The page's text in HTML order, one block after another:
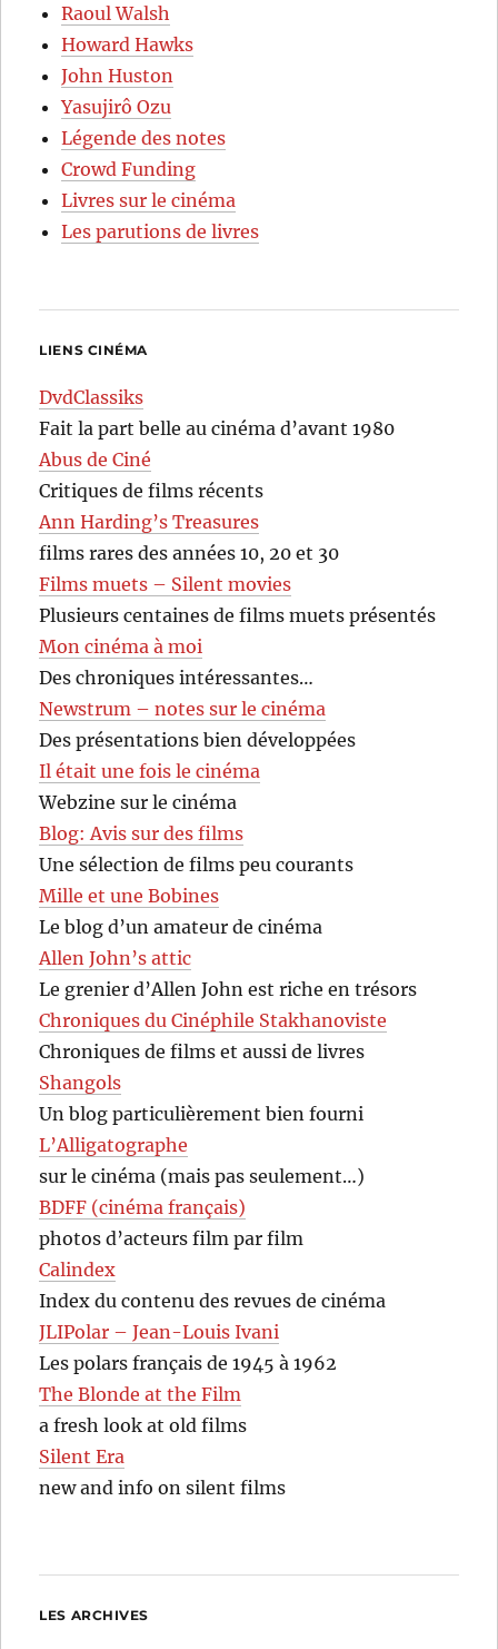
Raoul Walsh
Howard Hawks
John Huston
Yasujirô Ozu
Légende des notes
Crowd Funding
Livres sur le cinéma
Les parutions de livres
LIENS CINÉMA
DvdClassiks
Fait la part belle au cinéma d’avant 1980
Abus de Ciné
Critiques de films récents
Ann Harding’s Treasures
films rares des années 10, 20 et 30
Films muets – Silent movies
Plusieurs centaines de films muets présentés
Mon cinéma à moi
Des chroniques intéressantes…
Newstrum – notes sur le cinéma
Des présentations bien développées
Il était une fois le cinéma
Webzine sur le cinéma
Blog: Avis sur des films
Une sélection de films peu courants
Mille et une Bobines
Le blog d’un amateur de cinéma
Allen John’s attic
Le grenier d’Allen John est riche en trésors
Chroniques du Cinéphile Stakhanoviste
Chroniques de films et aussi de livres
Shangols
Un blog particulièrement bien fourni
L’Alligatographe
sur le cinéma (mais pas seulement…)
BDFF (cinéma français)
photos d’acteurs film par film
Calindex
Index du contenu des revues de cinéma
JLIPolar – Jean-Louis Ivani
Les polars français de 1945 à 1962
The Blonde at the Film
a fresh look at old films
Silent Era
new and info on silent films
LES ARCHIVES